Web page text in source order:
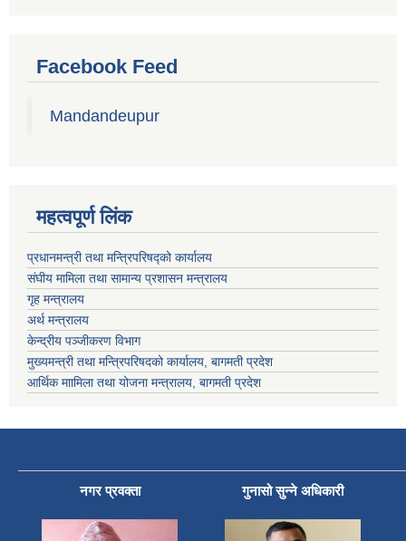
Facebook Feed
Mandandeupur
महत्वपूर्ण लिंक
प्रधानमन्त्री तथा मन्त्रिपरिषद्को कार्यालय
संघीय मामिला तथा सामान्य प्रशासन मन्त्रालय
गृह मन्त्रालय
अर्थ मन्त्रालय
केन्द्रीय पञ्जीकरण विभाग
मुख्यमन्त्री तथा मन्त्रिपरिषदको कार्यालय, बागमती प्रदेश
आर्थिक माामिला तथा योजना मन्त्रालय, बागमती प्रदेश
नगर प्रवक्ता गुनासो सुन्ने अधिकारी